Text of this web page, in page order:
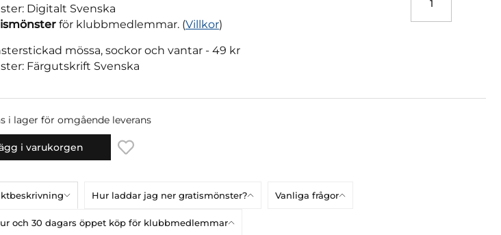
Digitalt Svenska
för klubbmedlemmar. (Villkor)
mössa, sockor och vantar - 49 kr
Färgutskrift Svenska
i lager för omgående leverans
i varukorgen
Hur laddar jag ner gratismönster? Vanliga frågor
och 30 dagars öppet köp för klubbmedlemmar